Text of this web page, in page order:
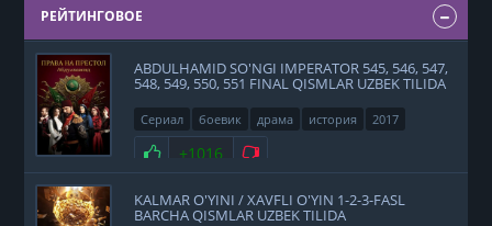
РЕЙТИНГОВОЕ
ABDULHAMID SO'NGI IMPERATOR 545, 546, 547,
548, 549, 550, 551 FINAL QISMLAR UZBEK TILIDA
Сериал боевик драма история 2017
Нравится
+1016 Не нравится
KALMAR O'YINI / XAVFLI O'YIN 1-2-3-FASL
BARCHA QISMLAR UZBEK TILIDA